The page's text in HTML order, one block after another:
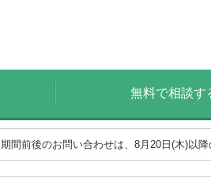
無料で相談す
期間前後のお問い合わせは、8月20日(木)以